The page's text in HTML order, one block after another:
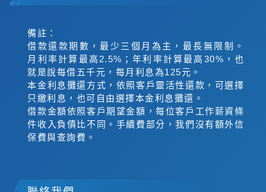
備註：
借款還款期數，最少三個月為主，最長無限制。
月利率計算最高2.5%；年利率計算最高30%，也
就是說每借五千元，每月利息為125元。
本金利息攤還方式，依照客戶靈活性還款，可選擇
只繳利息，也可自由選擇本金利息攤還。
借款金額依照客戶期望金額，每位客戶工作薪資條
件收入負債比不同。手續費部分，我們沒有額外信
保費與查詢費。